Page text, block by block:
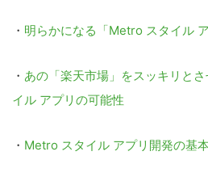
・ 明らかになる「Metro スタイル
・ あの「楽天市場」をスッキリと
イル アプリの可能性
・ Metro スタイル アプリ開発の基